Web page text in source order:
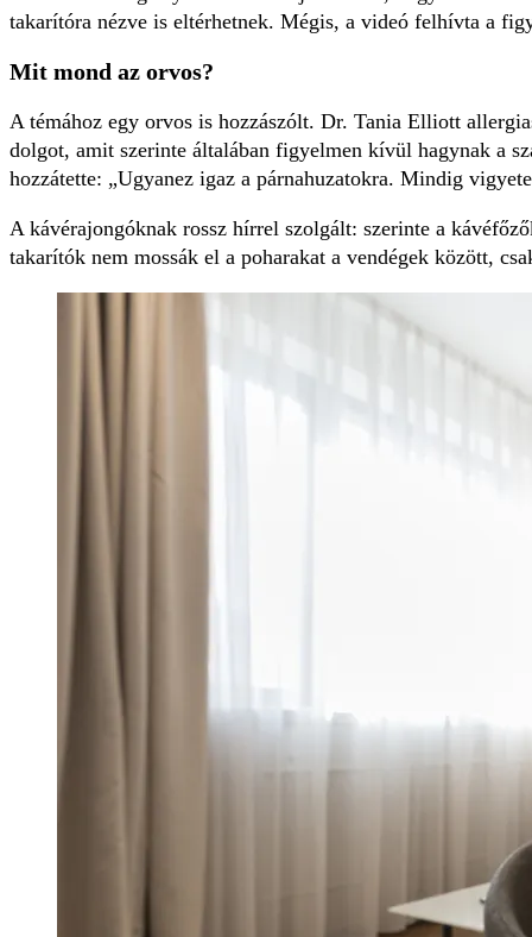
takarítóra nézve is eltérhetnek. Mégis, a videó felhívta a
Mit mond az orvos?
A témához egy orvos is hozzászólt. Dr. Tania Elliott
dolgot, amit szerinte általában figyelmen kívül hagynak a
hozzátette: „Ugyanez igaz a párnahuzatokra. Mindig
A kávérajongóknak rossz hírrel szolgált: szerinte a
takarítók nem mossák el a poharakat a vendégek között,